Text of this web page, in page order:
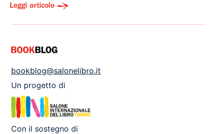
Leggi articolo
bookblog@salonelibro.it
Un progetto di
Con il sostegno di